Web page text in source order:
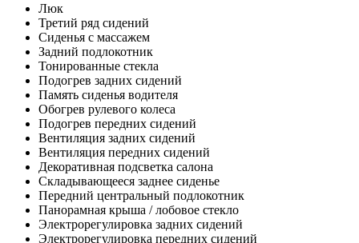
Люк
Третий ряд сидений
Сиденья с массажем
Задний подлокотник
Тонированные стекла
Подогрев задних сидений
Память сиденья водителя
Обогрев рулевого колеса
Подогрев передних сидений
Вентиляция задних сидений
Вентиляция передних сидений
Декоративная подсветка салона
Складывающееся заднее сиденье
Передний центральный подлокотник
Панорамная крыша / лобовое стекло
Электрорегулировка задних сидений
Электрорегулировка передних сидений